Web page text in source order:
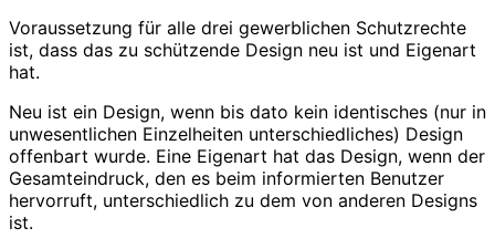
Voraussetzung für alle drei gewerblichen Schutzrechte
ist, dass das zu schützende Design neu ist und Eigenart
hat.
Neu ist ein Design, wenn bis dato kein identisches (nur in
unwesentlichen Einzelheiten unterschiedliches) Design
offenbart wurde. Eine Eigenart hat das Design, wenn der
Gesamteindruck, den es beim informierten Benutzer
hervorruft, unterschiedlich zu dem von anderen Designs
ist.